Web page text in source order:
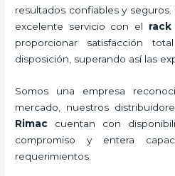
resultados confiables y
excelente servicio con el
proporcionar satisfacción
disposición, superando así las
Somos una empresa
mercado, nuestros
Rimac cuentan con
compromiso y entera
requerimientos.